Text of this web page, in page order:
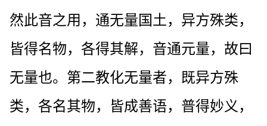
然此音之用，通无量国土，异方殊类，
皆得名物，各得其解，音通元量，故曰
无量也。第二教化无量者，既异方殊
类，各名其物，皆成善语，普得妙义，